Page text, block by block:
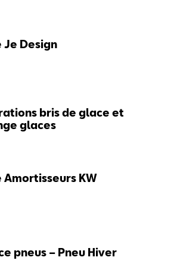
Je Design
bris de glace et
glaces
Amortisseurs KW
pneus – Pneu Hiver